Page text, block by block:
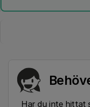
Har du inte hittat